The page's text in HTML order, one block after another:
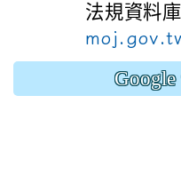
法規資料